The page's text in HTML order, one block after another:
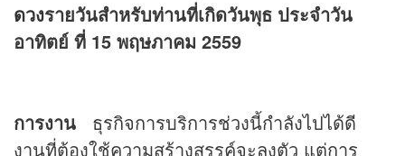
ดวงรายวันสำหรับท่านที่เกิดวันพุธ ประจำวัน
อาทิตย์ ที่ 15 พฤษภาคม 2559
การงาน
ธุรกิจการบริการช่วงนี้กำลังไปได้ดี
งานที่ต้องใช้ความสร้างสรรค์จะลงตัว แต่การ